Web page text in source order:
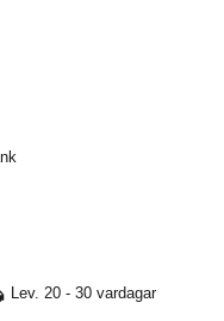
Lev. 20 - 30 vardagar